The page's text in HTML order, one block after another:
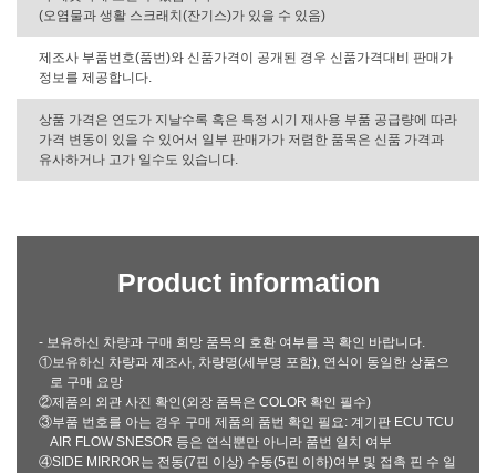
(오염물과 생활 스크래치(잔기스)가 있을 수 있음)
제조사 부품번호(품번)와 신품가격이 공개된 경우 신품가격대비 판매가
정보를 제공합니다.
상품 가격은 연도가 지날수록 혹은 특정 시기 재사용 부품 공급량에 따라
가격 변동이 있을 수 있어서 일부 판매가가 저렴한 품목은 신품 가격과
유사하거나 고가 일수도 있습니다.
Product information
- 보유하신 차량과 구매 희망 품목의 호환 여부를 꼭 확인 바랍니다.
①보유하신 차량과 제조사, 차량명(세부명 포함), 연식이 동일한 상품으
로 구매 요망
②제품의 외관 사진 확인(외장 품목은 COLOR 확인 필수)
③부품 번호를 아는 경우 구매 제품의 품번 확인 필요: 계기판 ECU TCU
AIR FLOW SNESOR 등은 연식뿐만 아니라 품번 일치 여부
④SIDE MIRROR는 전동(7핀 이상) 수동(5핀 이하)여부 및 접촉 핀 수 일